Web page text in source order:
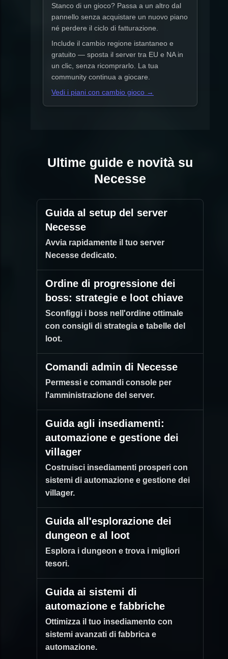
Stanco di un gioco? Passa a un altro dal
pannello senza acquistare un nuovo piano
né perdere il ciclo di fatturazione.
Include il cambio regione istantaneo e
gratuito — sposta il server tra EU e NA in
un clic, senza ricomprarlo. La tua
community continua a giocare.
Vedi i piani con cambio gioco →
Ultime guide e novità su
Necesse
Guida al setup del server
Necesse
Avvia rapidamente il tuo server
Necesse dedicato.
Ordine di progressione dei
boss: strategie e loot chiave
Sconfiggi i boss nell'ordine ottimale
con consigli di strategia e tabelle del
loot.
Comandi admin di Necesse
Permessi e comandi console per
l'amministrazione del server.
Guida agli insediamenti:
automazione e gestione dei
villager
Costruisci insediamenti prosperi con
sistemi di automazione e gestione dei
villager.
Guida all'esplorazione dei
dungeon e al loot
Esplora i dungeon e trova i migliori
tesori.
Guida ai sistemi di
automazione e fabbriche
Ottimizza il tuo insediamento con
sistemi avanzati di fabbrica e
automazione.